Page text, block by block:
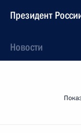
Президент
Новости